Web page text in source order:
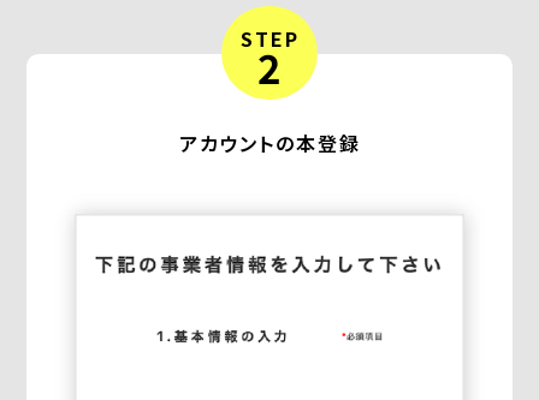
STEP
2
アカウントの本登録